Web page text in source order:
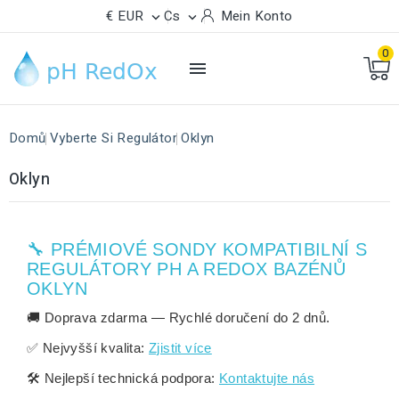
€ EUR  Cs  Mein Konto

0
Domů Vyberte Si Regulátor Oklyn
Oklyn
🔧 PRÉMIOVÉ SONDY KOMPATIBILNÍ S
REGULÁTORY PH A REDOX BAZÉNŮ
OKLYN
🚚 Doprava zdarma — Rychlé doručení do 2 dnů.
✅ Nejvyšší kvalita: Zjistit více
🛠️ Nejlepší technická podpora: Kontaktujte nás